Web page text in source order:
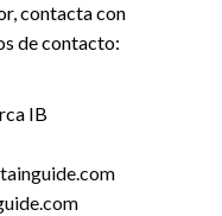
contacta con
de contacto:
IB